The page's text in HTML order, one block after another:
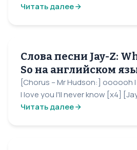
Читать далее
Слова песни Jay-Z:
So на английском
[Chorus – Mr Hudson:] oooooh
I love you I'll never know [x4]
Читать далее